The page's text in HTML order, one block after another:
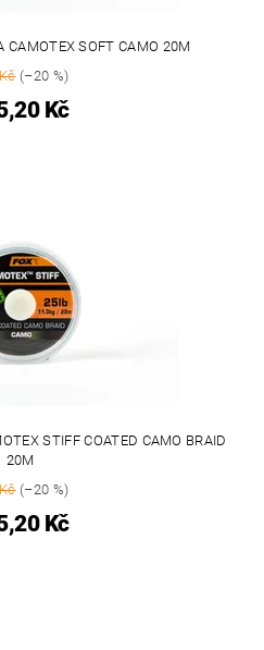
CAMOTEX SOFT CAMO 20M
(–20 %)
Kč
STIFF COATED CAMO BRAID
20M
(–20 %)
Kč